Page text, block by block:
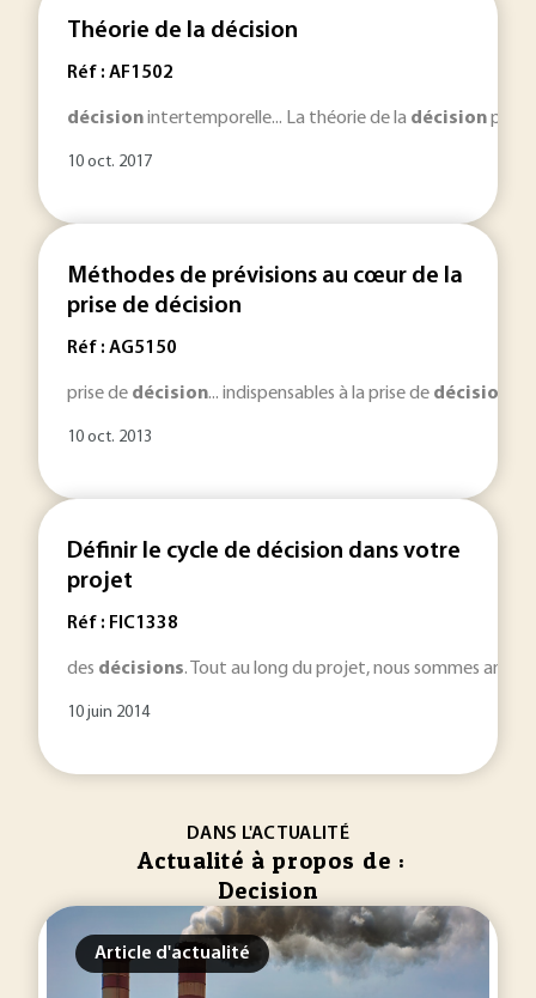
Théorie de la décision
Réf : AF1502
décisionintertemporelle... La théorie de la décision
10 oct. 2017
Méthodes de prévisions au cœur de la
prise de décision
Réf : AG5150
prise de décision... indispensables à la prise de décision
10 oct. 2013
Définir le cycle de décision dans votre
projet
Réf : FIC1338
des décisions. Tout au long du projet, nous sommes
10 juin 2014
DANS L'ACTUALITÉ
Actualité à propos de :
Decision
Article d'actualité